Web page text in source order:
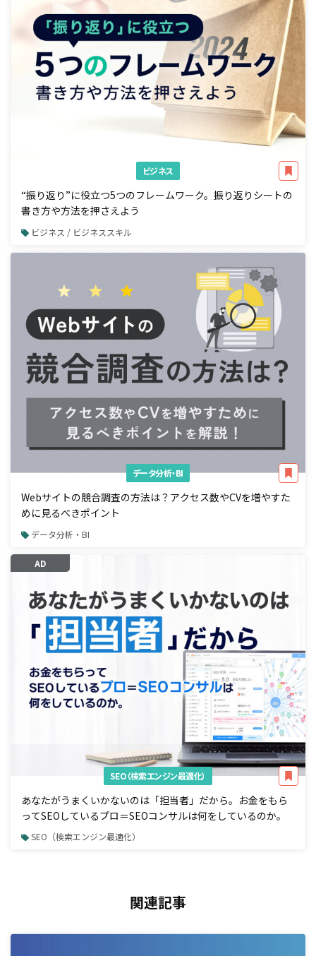
ビジネス
“振り返り”に役立つ5つのフレームワーク。振り返りシートの
書き方や方法を押さえよう
ビジネス / ビジネススキル
データ分析・BI
Webサイトの競合調査の方法は？アクセス数やCVを増やすた
めに見るべきポイント
データ分析・BI
AD
SEO（検索エンジン最適化）
あなたがうまくいかないのは「担当者」だから。お金をもら
ってSEOしているプロ＝SEOコンサルは何をしているのか。
SEO（検索エンジン最適化）
関連記事